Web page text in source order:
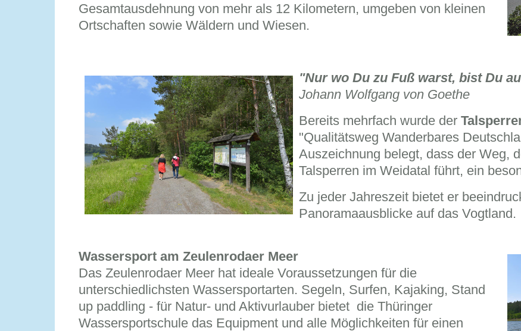
Gesamtausdehnung von mehr als 12 Kilometern, umgeben von kleinen
Ortschaften sowie Wäldern und Wiesen.
"Nur wo Du zu Fuß warst, bist Du
Johann Wolfgang von Goethe
Bereits mehrfach wurde der
"Qualitätsweg Wanderbares
Auszeichnung belegt, dass der Weg,
Talsperren im Weidatal führt, ein
Zu jeder Jahreszeit bietet er
Panoramaausblicke auf das Vogtland.
Wassersport am Zeulenrodaer Meer
Das Zeulenrodaer Meer hat ideale Voraussetzungen für die
unterschiedlichsten Wassersportarten. Segeln, Surfen, Kajaking, Stand
up paddling - für Natur- und Aktivurlauber bietet die Thüringer
Wassersportschule das Equipment und alle Möglichkeiten für einen